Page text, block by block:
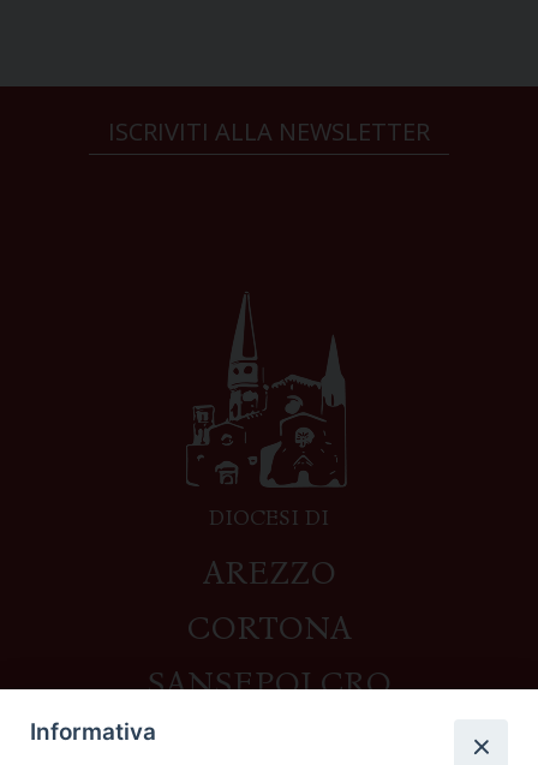
ISCRIVITI ALLA NEWSLETTER
DIOCESI DI
AREZZO
CORTONA
SANSEPOLCRO
Informativa